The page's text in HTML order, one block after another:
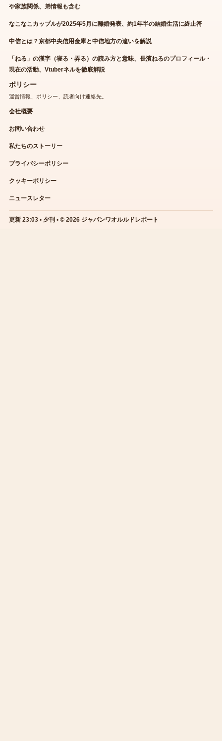
や家族関係、弟情報も含む
なこなこカップルが2025年5月に離婚発表、約1年半の結婚生活に終止符
中信とは？京都中央信用金庫と中信地方の違いを解説
「ねる」の漢字（寝る・弄る）の読み方と意味、長濱ねるのプロフィール・
現在の活動、Vtuberネルを徹底解説
ポリシー
運営情報、ポリシー、読者向け連絡先。
会社概要
お問い合わせ
私たちのストーリー
プライバシーポリシー
クッキーポリシー
ニュースレター
更新 23:03 • 夕刊 • © 2026 ジャパンワオルルドレポート